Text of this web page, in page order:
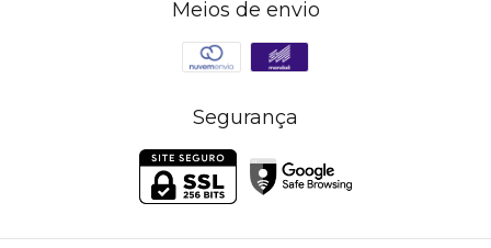
Meios de envio
Segurança